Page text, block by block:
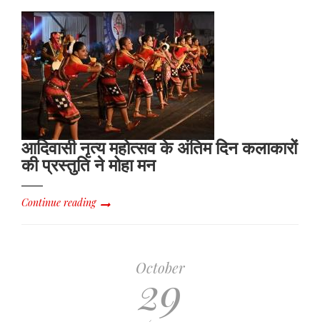
आदिवासी नृत्य महोत्सव के अंतिम दिन कलाकारों
की प्रस्तुति ने मोहा मन
Continue reading
October
29